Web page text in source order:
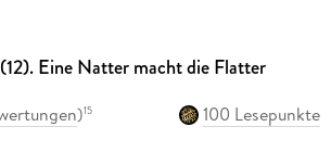
Eine Natter macht die Flatter
)15
100 Lesepunkte